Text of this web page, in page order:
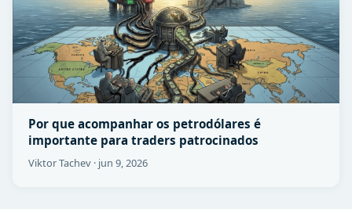
Por que acompanhar os petrodólares é
importante para traders patrocinados
Viktor Tachev · jun 9, 2026